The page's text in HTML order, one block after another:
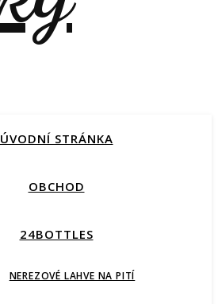
ÚVODNÍ STRÁNKA
OBCHOD
24BOTTLES
NEREZOVÉ LAHVE NA PITÍ